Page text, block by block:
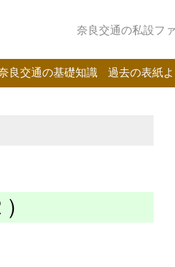
奈良交通の私設フ
良交通の基礎知識 過去の表紙よ